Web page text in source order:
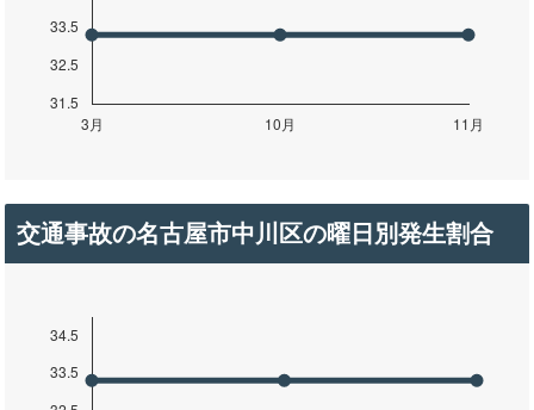
交通事故の名古屋市中川区の曜日別発生割合